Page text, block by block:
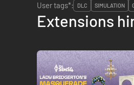
User tags*:
DLC SIMULATION
Extensions